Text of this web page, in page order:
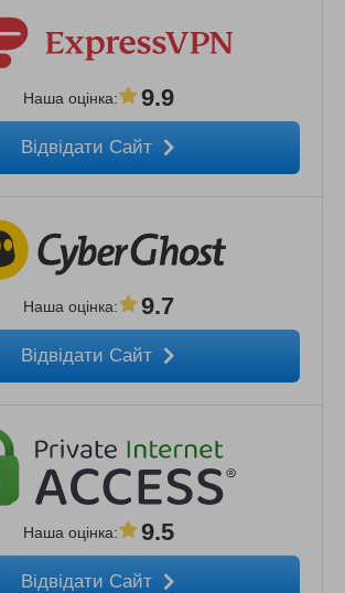
Наша оцінка: 9.9
Відвідати Сайт
Наша оцінка: 9.7
Відвідати Сайт
Наша оцінка: 9.5
Відвідати Сайт